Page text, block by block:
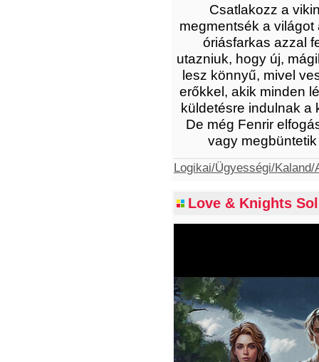
Csatlakozz a
megmentsék a
óriásfarkas azzal
utazniuk, hogy új,
lesz könnyű, mivel
erőkkel, akik minden
küldetésre indulnak a
De még Fenrir
vagy
Logikai/Ügyességi/Kaland/
Love & Knights